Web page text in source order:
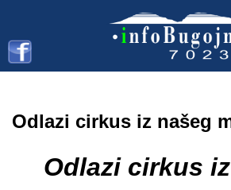
Odlazi cirkus iz našeg
Odlazi cirkus